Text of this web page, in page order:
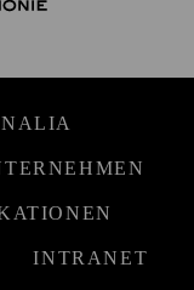
INTRANET